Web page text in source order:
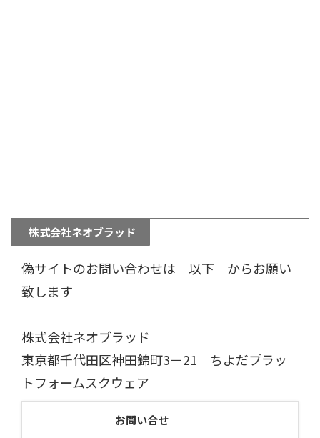
株式会社ネオブラッド
偽サイトのお問い合わせは 以下 からお願い
致します
株式会社ネオブラッド
東京都千代田区神田錦町3－21 ちよだプラッ
トフォームスクウェア
お問い合せ